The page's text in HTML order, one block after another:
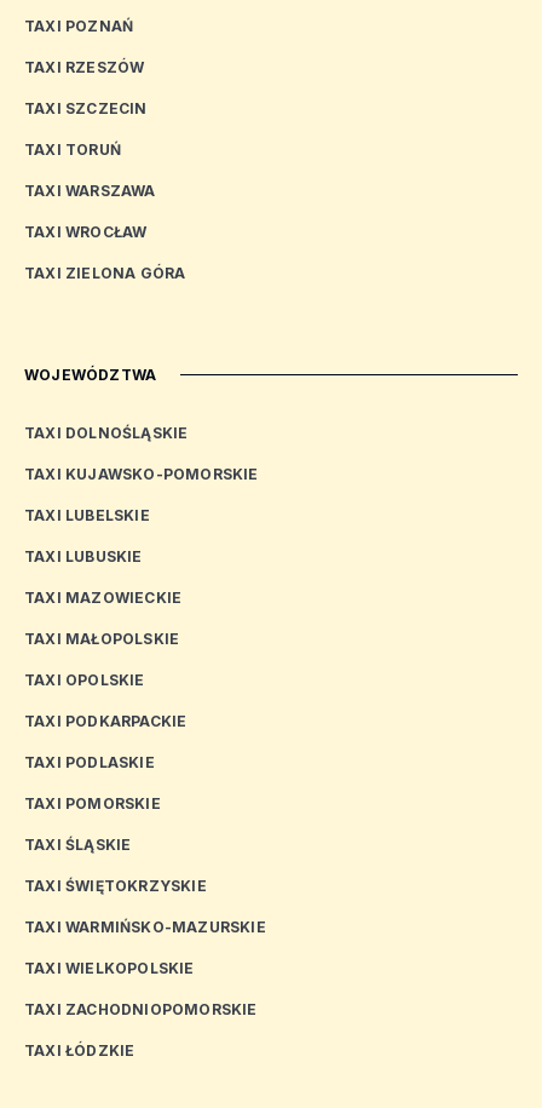
TAXI POZNAŃ
TAXI RZESZÓW
TAXI SZCZECIN
TAXI TORUŃ
TAXI WARSZAWA
TAXI WROCŁAW
TAXI ZIELONA GÓRA
WOJEWÓDZTWA
TAXI DOLNOŚLĄSKIE
TAXI KUJAWSKO-POMORSKIE
TAXI LUBELSKIE
TAXI LUBUSKIE
TAXI MAZOWIECKIE
TAXI MAŁOPOLSKIE
TAXI OPOLSKIE
TAXI PODKARPACKIE
TAXI PODLASKIE
TAXI POMORSKIE
TAXI ŚLĄSKIE
TAXI ŚWIĘTOKRZYSKIE
TAXI WARMIŃSKO-MAZURSKIE
TAXI WIELKOPOLSKIE
TAXI ZACHODNIOPOMORSKIE
TAXI ŁÓDZKIE